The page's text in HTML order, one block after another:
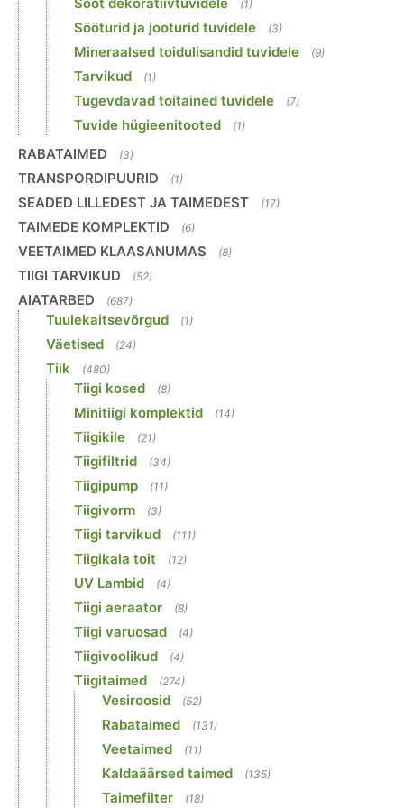
(1)
Sööturid ja jooturid tuvidele (3)
Mineraalsed toidulisandid tuvidele (9)
Tarvikud (1)
Tugevdavad toitained tuvidele (7)
Tuvide hügieenitooted (1)
RABATAIMED (3)
TRANSPORDIPUURID (1)
SEADED LILLEDEST JA TAIMEDEST (17)
TAIMEDE KOMPLEKTID (6)
VEETAIMED KLAASANUMAS (8)
TIIGI TARVIKUD (52)
AIATARBED (687)
Tuulekaitsevõrgud (1)
Väetised (24)
Tiik (480)
Tiigi kosed (8)
Minitiigi komplektid (14)
Tiigikile (21)
Tiigifiltrid (34)
Tiigipump (11)
Tiigivorm (3)
Tiigi tarvikud (111)
Tiigikala toit (12)
UV Lambid (4)
Tiigi aeraator (8)
Tiigi varuosad (4)
Tiigivoolikud (4)
Tiigitaimed (274)
Vesiroosid (52)
Rabataimed (131)
Veetaimed (11)
Kaldaäärsed taimed (135)
Taimefilter (18)